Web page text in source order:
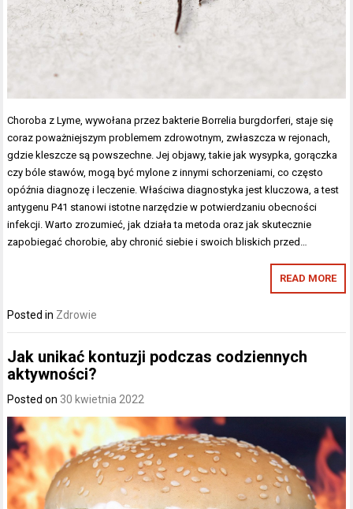
Choroba z Lyme, wywołana przez bakterie Borrelia burgdorferi, staje się
coraz poważniejszym problemem zdrowotnym, zwłaszcza w rejonach,
gdzie kleszcze są powszechne. Jej objawy, takie jak wysypka, gorączka
czy bóle stawów, mogą być mylone z innymi schorzeniami, co często
opóźnia diagnozę i leczenie. Właściwa diagnostyka jest kluczowa, a test
antygenu P41 stanowi istotne narzędzie w potwierdzaniu obecności
infekcji. Warto zrozumieć, jak działa ta metoda oraz jak skutecznie
zapobiegać chorobie, aby chronić siebie i swoich bliskich przed…
READ MORE
Posted in Zdrowie
Jak unikać kontuzji podczas codziennych
aktywności?
Posted on 30 kwietnia 2022